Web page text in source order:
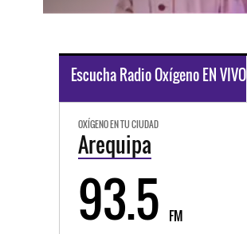
Escucha Radio Oxígeno EN VIVO
OXÍGENO EN TU CIUDAD
Arequipa
93.5 FM